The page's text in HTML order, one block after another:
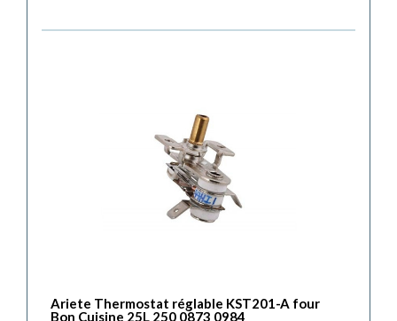
Ariete Thermostat réglable KST201-A four
Bon Cuisine 25L 250 0873 0984